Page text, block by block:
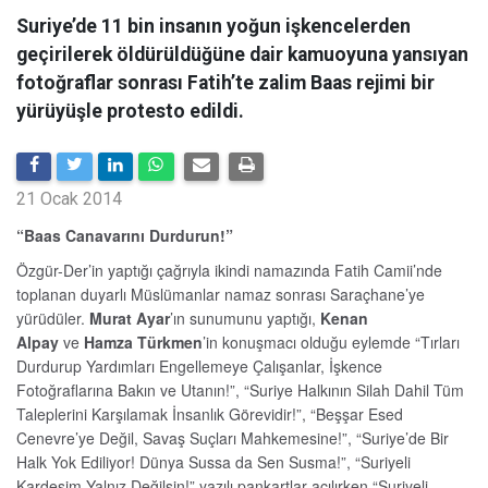
Suriye’de 11 bin insanın yoğun işkencelerden
geçirilerek öldürüldüğüne dair kamuoyuna yansıyan
fotoğraflar sonrası Fatih’te zalim Baas rejimi bir
yürüyüşle protesto edildi.
21 Ocak 2014
“Baas Canavarını Durdurun!”
Özgür-Der’in yaptığı çağrıyla ikindi namazında Fatih Camii’nde
toplanan duyarlı Müslümanlar namaz sonrası Saraçhane’ye
yürüdüler. Murat Ayar’ın sunumunu yaptığı, Kenan
Alpay ve Hamza Türkmen’in konuşmacı olduğu eylemde “Tırları
Durdurup Yardımları Engellemeye Çalışanlar, İşkence
Fotoğraflarına Bakın ve Utanın!”, “Suriye Halkının Silah Dahil Tüm
Taleplerini Karşılamak İnsanlık Görevidir!”, “Beşşar Esed
Cenevre’ye Değil, Savaş Suçları Mahkemesine!”, “Suriye’de Bir
Halk Yok Ediliyor! Dünya Sussa da Sen Susma!”, “Suriyeli